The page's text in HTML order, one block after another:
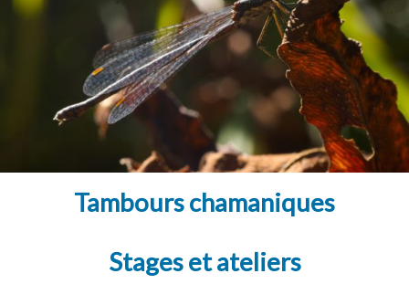
Tambours chamaniques
Stages et ateliers